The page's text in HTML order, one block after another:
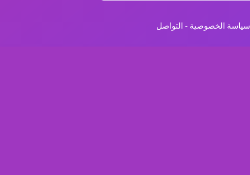
سياسة الخصوصية - التواصل